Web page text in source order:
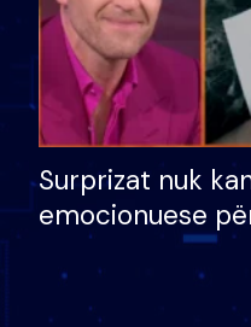
Surprizat nuk
emocionuese
nëna dhe
nuk i mban dot